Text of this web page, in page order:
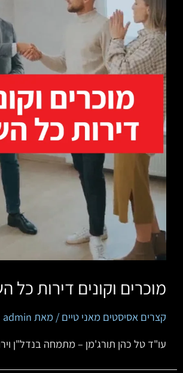
מוכרים וקונים דירות כל
קצרים אסיסטים מאני טיים / מאת admin
‏‏‏‏‏‏‏‏‏עו"ד טל כהן תורג'מן – מתמחה בנדל"ן